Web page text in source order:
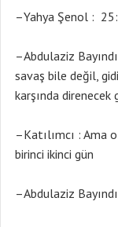
–Yahya Şenol :
–Abdulaziz
savaş bile değil,
karşında direnecek
–Katılımcı : Ama
birinci ikinci gün
–Abdulaziz